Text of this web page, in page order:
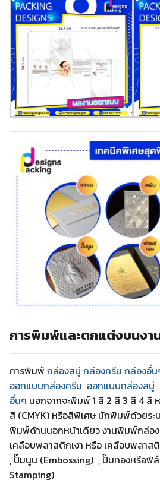
การพิมพ์และตกแต่งบนง
การพิมพ์ กล่องสบู่ กล่องครีม กล่องอื่น
ออกแบบกล่องครีม ออกแบบกล่องสบู่
อื่นๆ นอกจากจะพิมพ์ 1 สี 2 สี 3 สี 4 สี
สี (CMYK) หรือสีพิเศษ มักพิมพ์ด้วยระ
พิมพ์ด้านนอกหน้าเดียว งานพิมพ์กล่อง
เคลือบพลาสติกเงา หรือ เคลือบพลา
, ปั๊มนูน (Embossing) , ปั๊มทองหรือ
Stamping)